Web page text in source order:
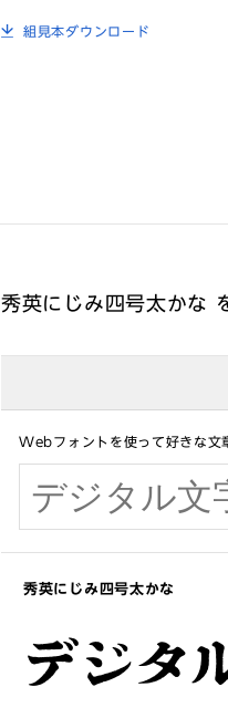
組見本ダウンロード
秀英にじみ四号太かな
Webフォントを使って好きな文
秀英にじみ四号太かな
デジタ